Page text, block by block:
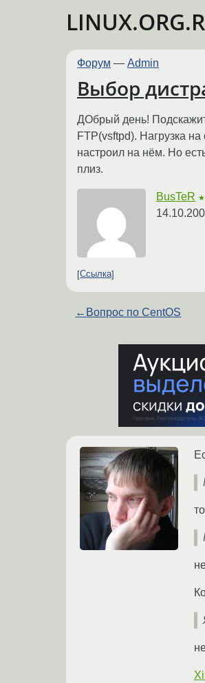
Форум — Admin
Выбор
ДОбрый день!
FTP(vsftpd). Нагрузка
настроил на нём. Но
плиз.
BusTeR ★
Ссылка
← Вопрос по CentOS
то